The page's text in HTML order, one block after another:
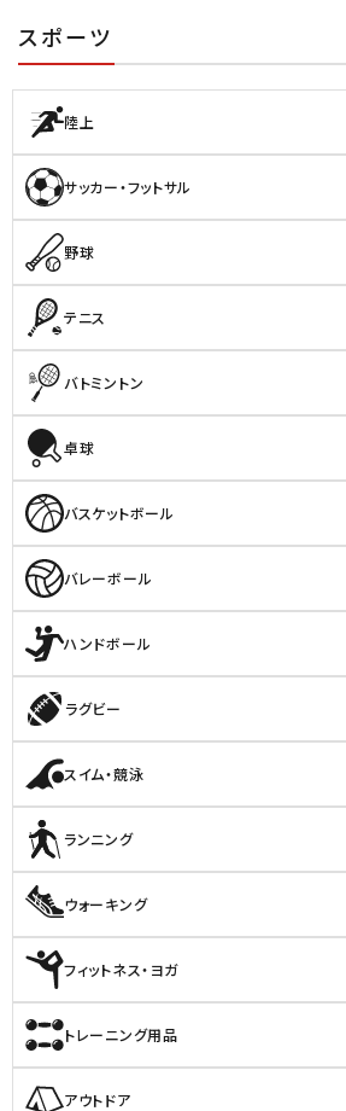
スポーツ
陸上
サッカー・フットサル
野球
テニス
バトミントン
卓球
バスケットボール
バレーボール
ハンドボール
ラグビー
スイム・競泳
ランニング
ウォーキング
フィットネス・ヨガ
トレーニング用品
アウトドア